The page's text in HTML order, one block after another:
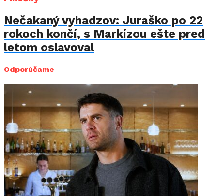
Nečakaný vyhadzov: Juraško po 22
rokoch končí, s Markízou ešte pred
letom oslavoval
Odporúčame